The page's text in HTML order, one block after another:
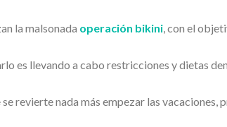
la malsonada operación bikini, con el
es llevando a cabo restricciones y dietas
revierte nada más empezar las vacaciones,